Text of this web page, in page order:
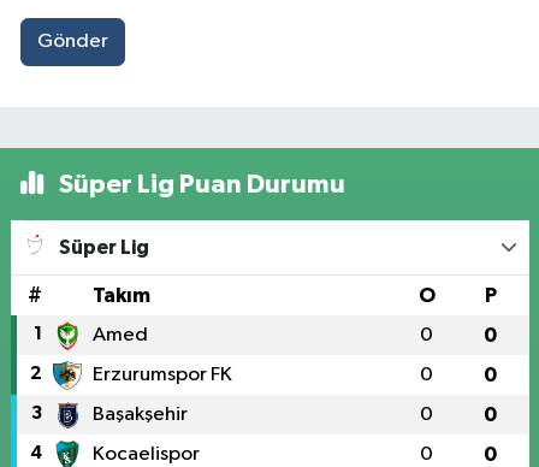
Gönder
Süper Lig Puan Durumu
Süper Lig
# Takım O P
1 Amed 0 0
2 Erzurumspor FK 0 0
3 Başakşehir 0 0
4 Kocaelispor 0 0